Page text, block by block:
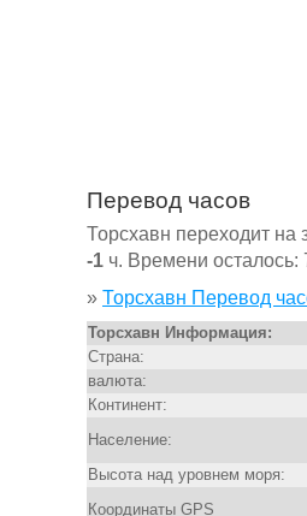
Перевод часов
Торсхавн переходит на
-1 ч. Времени осталось:
» Торсхавн Перевод
Торсхавн Информация:
Страна:
валюта:
Континент:
Население:
Высота над уровнем моря:
Координаты GPS